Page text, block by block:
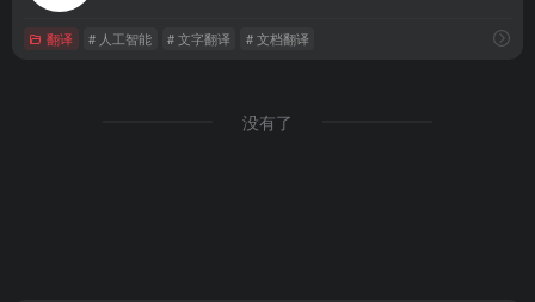
翻译 # 人工智能 # 文字翻译 # 文档翻译
没有了